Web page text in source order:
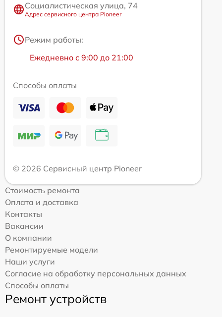
Социалистическая улица, 74
Адрес сервисного центра Pioneer
Режим работы:
Ежедневно с 9:00 до 21:00
Способы оплаты
© 2026 Сервисный центр Pioneer
Стоимость ремонта
Оплата и доставка
Контакты
Вакансии
О компании
Ремонтируемые модели
Наши услуги
Согласие на обработку персональных данных
Способы оплаты
Ремонт устройств